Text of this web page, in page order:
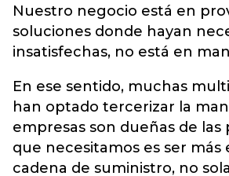
Nuestro negocio está en
soluciones donde hayan
insatisfechas, no está en
En ese sentido, muchas
han optado tercerizar la
empresas son dueñas de las
que necesitamos es ser más
cadena de suministro, no